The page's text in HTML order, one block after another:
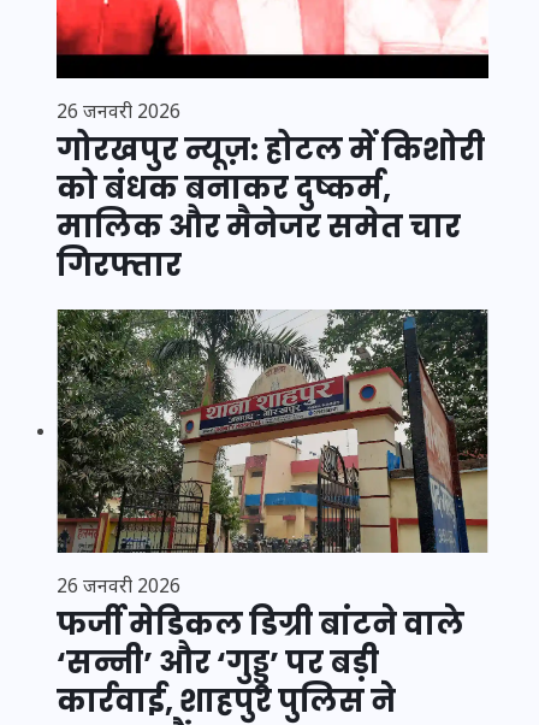
26 जनवरी 2026
गोरखपुर न्यूज़: होटल में किशोरी
को बंधक बनाकर दुष्कर्म,
मालिक और मैनेजर समेत चार
गिरफ्तार
26 जनवरी 2026
फर्जी मेडिकल डिग्री बांटने वाले
‘सन्नी’ और ‘गुड्डू’ पर बड़ी
कार्रवाई, शाहपुर पुलिस ने